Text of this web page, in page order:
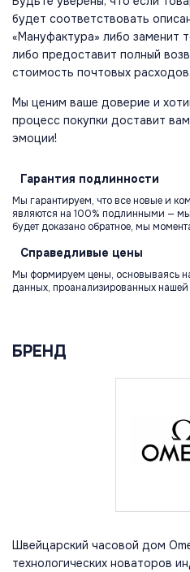
будет соответствовать
«Мануфактура» либо заменит
либо предоставит полный
стоимость почтовых расходов.
Мы ценим ваше доверие и
процесс покупки доставит
эмоции!
Гарантия подлинности
Мы гарантируем, что все новые и
являются на 100% подлинными —
будет доказано обратное, мы
Справедливые цены
Мы формируем цены, основываясь
данных, проанализированных нашей
БРЕНД
Швейцарский часовой дом
технологических новаторов